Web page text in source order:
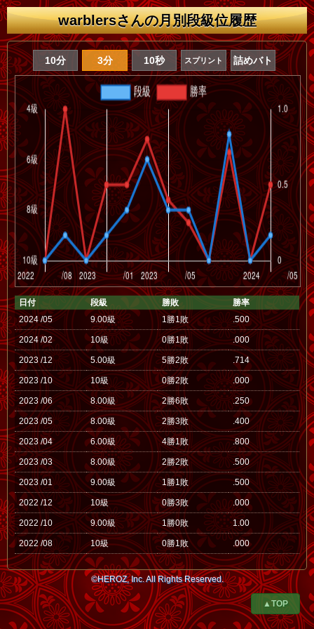
warblersさんの月別段級位履歴
10分 3分 10秒 スプリント 詰めバト
日付 段級 勝敗
勝率
2024 /05
9.00級 1勝1敗 .500
2024 /02 10級 0勝1敗 .000
2023 /12 5.00級 5勝2敗 .714
2023 /10 10級 0勝2敗 .000
2023 /06 8.00級 2勝6敗 .250
2023 /05 8.00級 2勝3敗 .400
2023 /04 6.00級 4勝1敗 .800
2023 /03 8.00級 2勝2敗 .500
2023 /01 9.00級 1勝1敗 .500
2022 /12 10級 0勝3敗 .000
2022 /10 9.00級 1勝0敗 1.00
2022 /08 10級 0勝1敗 .000
©HEROZ, Inc. All Rights Reserved.
▲TOP